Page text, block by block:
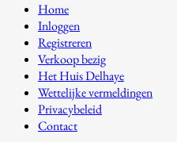
Home
Inloggen
Registreren
Verkoop bezig
Het Huis Delhaye
Wettelijke vermeldingen
Privacybeleid
Contact